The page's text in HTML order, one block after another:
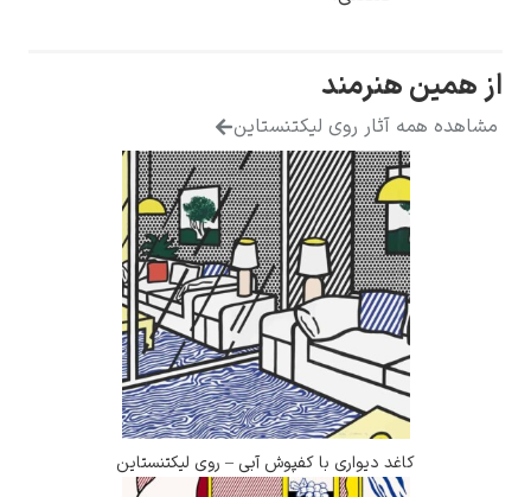
هنرمند
همه آثار روی لیکتنستاین
کاغد دیواری با کفپوش آبی – روی لیکتنستاین